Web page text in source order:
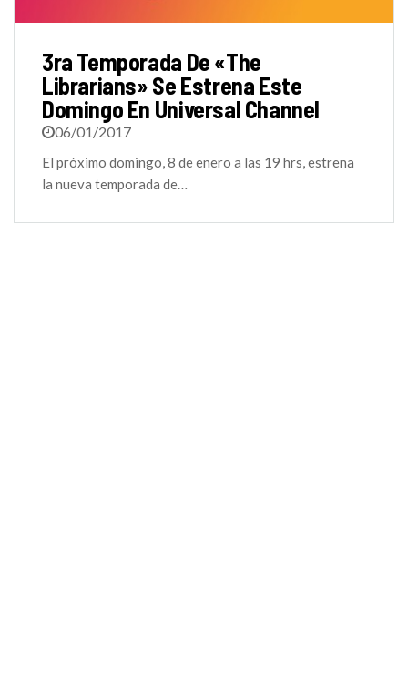
3ra Temporada De «The
Librarians» Se Estrena Este
Domingo En Universal Channel
06/01/2017
El próximo domingo, 8 de enero a las 19 hrs, estrena
la nueva temporada de…